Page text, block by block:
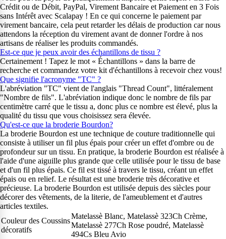
Crédit ou de Débit, PayPal, Virement Bancaire et Paiement en 3 Fois
sans Intérêt avec Scalapay ! En ce qui concerne le paiement par
virement bancaire, cela peut retarder les délais de production car nous
attendons la réception du virement avant de donner l'ordre à nos
artisans de réaliser les produits commandés.
Est-ce que je peux avoir des échantillons de tissu ?
Certainement ! Tapez le mot « Échantillons » dans la barre de
recherche et commandez votre kit d'échantillons à recevoir chez vous!
Que signifie l'acronyme "TC" ?
L'abréviation "TC" vient de l'anglais "Thread Count", littéralement
"Nombre de fils". L'abréviation indique donc le nombre de fils par
centimètre carré que le tissu a, donc plus ce nombre est élevé, plus la
qualité du tissu que vous choisissez sera élevée.
Qu'est-ce que la broderie Bourdon?
La broderie Bourdon est une technique de couture traditionnelle qui
consiste à utiliser un fil plus épais pour créer un effet d'ombre ou de
profondeur sur un tissu. En pratique, la broderie Bourdon est réalisée à
l'aide d'une aiguille plus grande que celle utilisée pour le tissu de base
et d'un fil plus épais. Ce fil est tissé à travers le tissu, créant un effet
épais ou en relief. Le résultat est une broderie très décorative et
précieuse. La broderie Bourdon est utilisée depuis des siècles pour
décorer des vêtements, de la literie, de l'ameublement et d'autres
articles textiles.
Couleur des Coussins
décoratifs
Matelassè Blanc, Matelassè 323Ch Crème,
Matelassè 277Ch Rose poudré, Matelassè
494Cs Bleu Avio